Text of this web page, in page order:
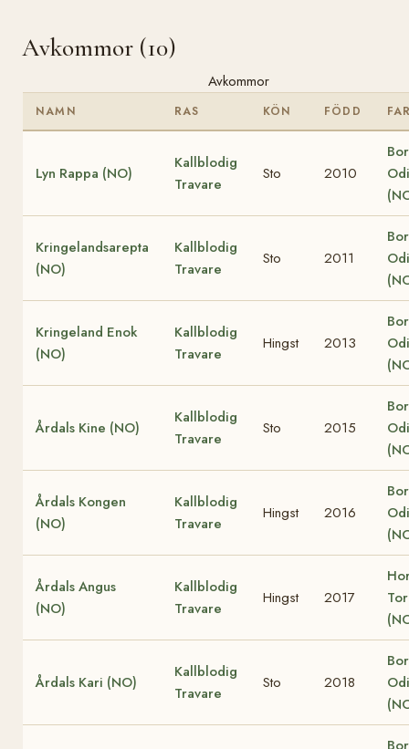
Avkommor (10)
Avkommor
NAMN RAS KÖN FÖDD
Lyn Rappa (NO)
Kallblodig
Travare
Sto 2010
Kringelandsarepta
(NO)
Kallblodig
Travare
Sto 2011
Kringeland Enok
(NO)
Kallblodig
Travare
Hingst 2013
Årdals Kine (NO)
Kallblodig
Travare
Sto 2015
Årdals Kongen
(NO)
Kallblodig
Travare
Hingst 2016
Årdals Angus
(NO)
Kallblodig
Travare
Hingst 2017
Årdals Kari (NO)
Kallblodig
Travare
Sto 2018